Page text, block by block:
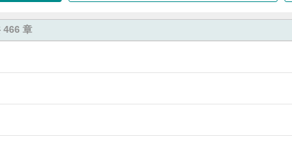
466 章